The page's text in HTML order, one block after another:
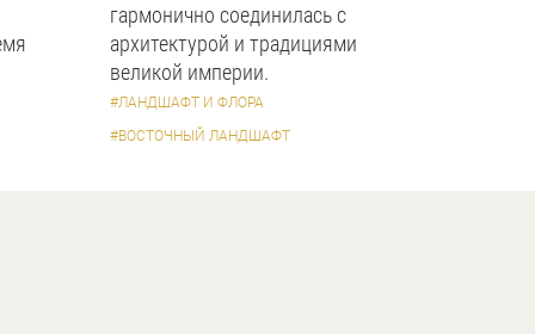
гармонично соединилась с
архитектурой и традициями
великой империи.
#ЛАНДШАФТ И ФЛОРА
#ВОСТОЧНЫЙ ЛАНДШАФТ